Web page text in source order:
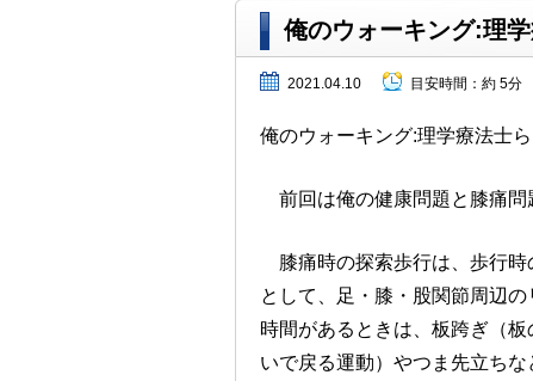
俺のウォーキング:理
2021.04.10 目安時間： 約 5分
俺のウォーキング:理学療法士ら
前回は俺の健康問題と膝痛問
膝痛時の探索歩行は、歩行時
として、足・膝・股関節周辺
時間があるときは、板跨ぎ（
いで戻る運動）やつま先立ち